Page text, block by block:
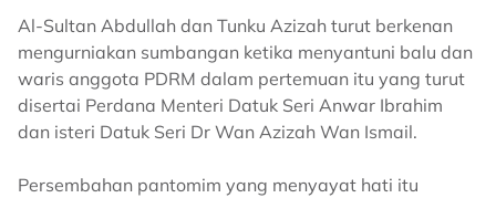
Al-Sultan Abdullah dan Tunku Azizah turut berkenan
mengurniakan sumbangan ketika menyantuni balu dan
waris anggota PDRM dalam pertemuan itu yang turut
disertai Perdana Menteri Datuk Seri Anwar Ibrahim
dan isteri Datuk Seri Dr Wan Azizah Wan Ismail.
Persembahan pantomim yang menyayat hati itu